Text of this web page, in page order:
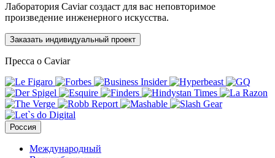
Лаборатория Caviar создаст для вас неповторимое
произведение инженерного искусства.
Заказать индивидуальный проект
Пресса о Caviar
Россия
Международный